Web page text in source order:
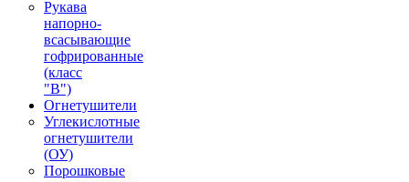
Рукава
напорно-
всасывающие
гофрированные
(класс
"В")
Огнетушители
Углекислотные
огнетушители
(ОУ)
Порошковые